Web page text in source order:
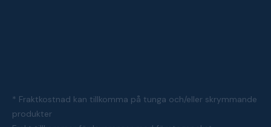
* Fraktkostnad kan tillkomma på tunga och/eller skrymmande
produkter